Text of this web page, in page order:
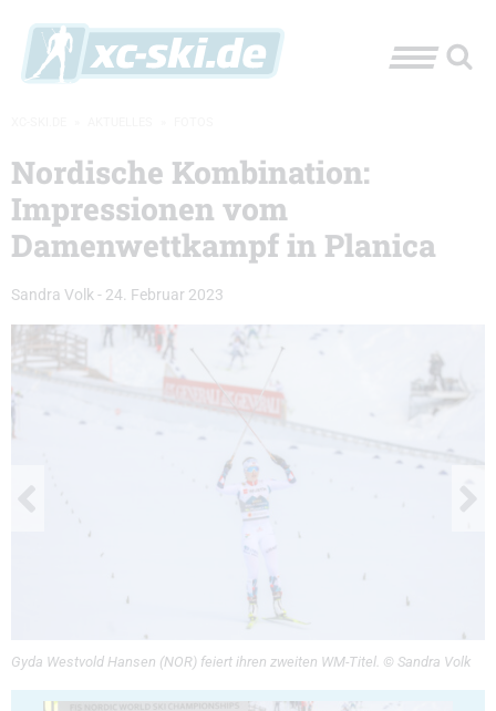
Nordische Kombination:
Impressionen vom
Damenwettkampf in Planica
Sandra Volk- 24. Februar 2023
Gyda Westvold Hansen (NOR) feiert ihren zweiten WM-Titel. © Sandra Volk